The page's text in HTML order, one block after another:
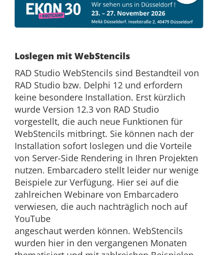
Loslegen mit WebStencils
RAD Studio WebStencils sind Bestandteil von
RAD Studio bzw. Delphi 12 und erfordern
keine besondere Installation. Erst kürzlich
wurde Version 12.3 von RAD Studio
vorgestellt, die auch neue Funktionen für
WebStencils mitbringt. Sie können nach der
Installation sofort loslegen und die Vorteile
von Server-Side Rendering in Ihren Projekten
nutzen. Embarcadero stellt leider nur wenige
Beispiele zur Verfügung. Hier sei auf die
zahlreichen Webinare von Embarcadero
verwiesen, die auch nachträglich noch auf
YouTube
angeschaut werden können. WebStencils
wurden hier in den vergangenen Monaten